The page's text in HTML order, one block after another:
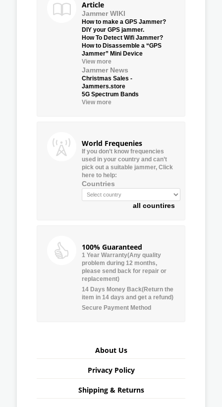
Article
Jammer WIKI
How to make a GPS Jammer?
DIY your GPS jammer.
How To Detect Wifi Jammer?
How to Disassemble a “GPS
Jammer” Mini Device
View more
Jammer News
Christmas Sales -
Jammers.store
5G Spectrum Bands
View more
World Frequenies
If you don’t know frequencies
used in your country and can’t
pick out a suitable jammer, Click
here to help:
Countries
all countires
100% Guaranteed
1 Year Warranty(Any quality
problem during 12 months,
please send back for repair or
replacement)
14 Days Money Back(Return the
item in 14 days and get a refund)
Secure Payment Method
About Us
Privacy Policy
Shipping & Returns